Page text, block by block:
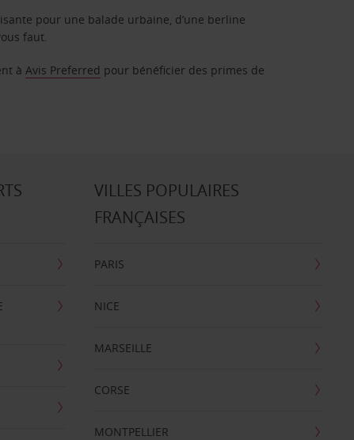
pour une balade urbaine, d’une berline
faut.
àAvis Preferred pour bénéficier des primes de
VILLES POPULAIRES
FRANÇAISES
PARIS
NICE
MARSEILLE
CORSE
MONTPELLIER